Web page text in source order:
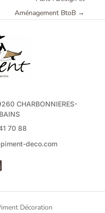
Aménagement BtoB →
CHARBONNIERES-
70 88
deco.com
Décoration